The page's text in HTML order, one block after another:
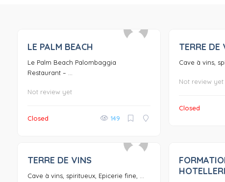
LE PALM BEACH
Le Palm Beach Palombaggia
Restaurant – ...
Not review yet
Closed 149
TERRE DE
Cave à vins,
Not review yet
Closed
TERRE DE VINS
Cave à vins, spiritueux, Epicerie fine, ...